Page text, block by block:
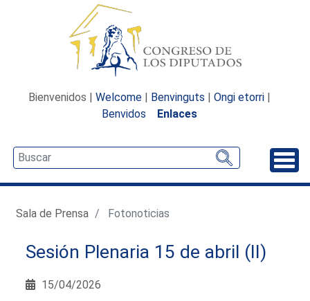
Bienvenidos | Welcome | Benvinguts | Ongi etorri |
Benvidos
Enlaces
Sala de Prensa Fotonoticias
Sesión Plenaria 15 de abril (II)
15/04/2026